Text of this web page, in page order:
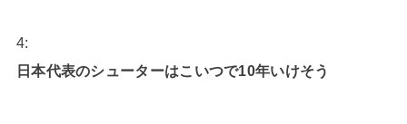
4:
日本代表のシューターはこいつで10年いけそう